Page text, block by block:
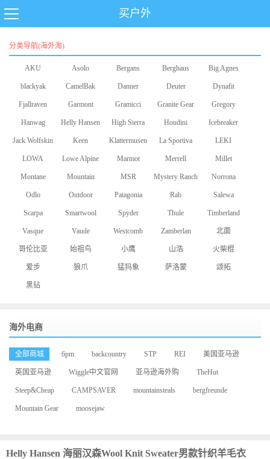
买户外
分类导航(海外淘)
AKU Asolo Bergans Berghaus Big Agnes
blackyak CamelBak Danner Deuter Dynafit
Fjallraven Garmont Gramicci Granite Gear Gregory
Hanwag Helly Hansen High Sierra Houdini Icebreaker
Jack Wolfskin Keen Klattermusen La Sportiva LEKI
LOWA Lowe Alpine Marmot Merrell Millet
Montane Mountain
Equipment
MSR Mystery Ranch Norrona
Odlo Outdoor
Research
Patagonia Rab Salewa
Scarpa Smartwool Spyder Thule Timberland
Vasque Vaude Westcomb Zamberlan 北面
哥伦比亚 始祖鸟 小鹰 山浩 火柴棍
爱步 狼爪 猛犸象 萨洛蒙 颂拓
黑钻
海外电商
全部商城 6pm backcountry STP REI 美国亚马逊
英国亚马逊 Wiggle中文官网 亚马逊海外购 TheHut
Steep&Cheap CAMPSAVER mountainsteals bergfreunde
Mountain Gear moosejaw
Helly Hansen 海丽汉森Wool Knit Sweater男款针织羊毛衣